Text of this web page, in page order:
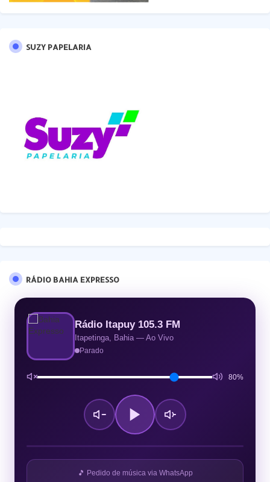
SUZY PAPELARIA
RÁDIO BAHIA EXPRESSO
Rádio Itapuy 105.3 FM
Itapetinga, Bahia — Ao Vivo
Parado
80%
🎵 Pedido de música via WhatsApp